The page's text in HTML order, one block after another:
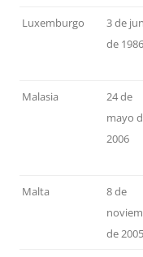
Luxemburgo
3 de
de 1986
Malasia
24 de
mayo
2006
Malta
8 de
de 2005